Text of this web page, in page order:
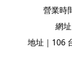
營業時
網址
地址 ｜106